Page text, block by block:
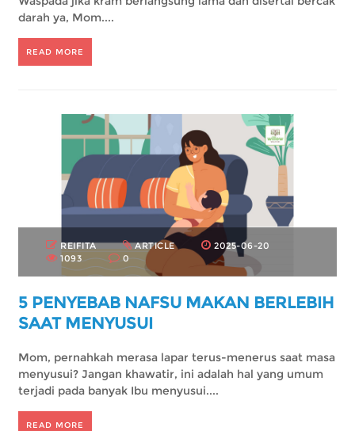
darah ya, Mom....
READ MORE
REIFITA ARTICLE
2025-06-20
1093
0
5 PENYEBAB NAFSU MAKAN BERLEBIH
SAAT MENYUSUI
Mom, pernahkah merasa lapar terus-menerus saat masa
menyusui? Jangan khawatir, ini adalah hal yang umum
terjadi pada banyak Ibu menyusui....
READ MORE